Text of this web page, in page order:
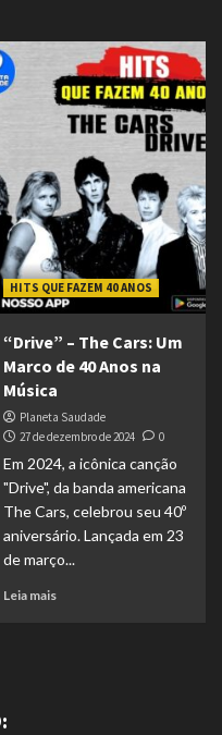
HITS QUE FAZEM 40 ANOS
“Drive” – The Cars: Um
Marco de 40 Anos na
Música
Planeta Saudade
27 de dezembro de 2024
0
Em 2024, a icônica canção
"Drive", da banda americana
The Cars, celebrou seu 40º
aniversário. Lançada em 23
de março...
Leia mais